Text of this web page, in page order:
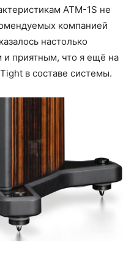
ATM-1S не
компанией
настолько
приятным, что я ещё на
в составе системы.